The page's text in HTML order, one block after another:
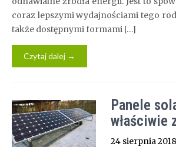
coraz lepszymi wydajnościami tego
także dostępnymi formami […]
Czytaj dalej →
Panele
właściwie
24 sierpnia 2018